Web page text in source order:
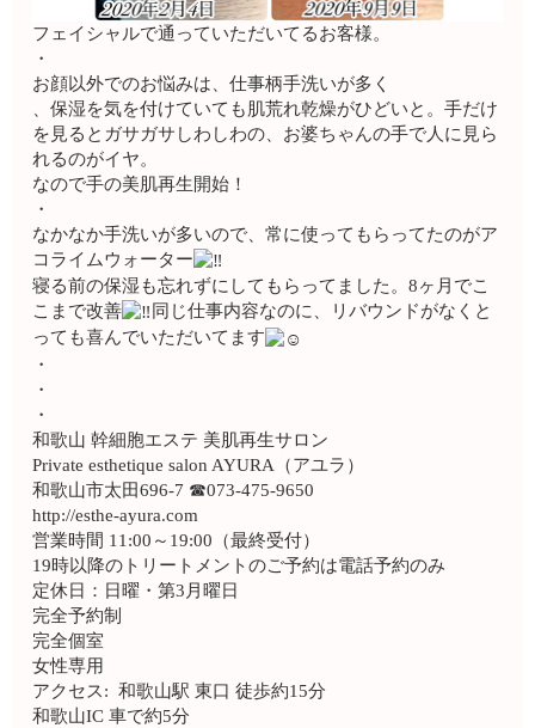
フェイシャルで通っていただいてるお客様。
・
お顔以外でのお悩みは、仕事柄手洗いが多く
、保湿を気を付けていても肌荒れ乾燥がひどいと。手だけ
を見るとガサガサしわしわの、お婆ちゃんの手で人に見ら
れるのがイヤ。
なので手の美肌再生開始！
・
なかなか手洗いが多いので、常に使ってもらってたのがア
コライムウォーター
寝る前の保湿も忘れずにしてもらってました。8ヶ月でこ
こまで改善
同じ仕事内容なのに、リバウンドがなくと
っても喜んでいただいてます
・
・
・
和歌山 幹細胞エステ 美肌再生サロン
Private esthetique salon AYURA（アユラ）
和歌山市太田696-7 ☎︎073-475-9650
http://esthe-ayura.com
営業時間 11:00～19:00（最終受付）
19時以降のトリートメントのご予約は電話予約のみ
定休日：日曜・第3月曜日
完全予約制
完全個室
女性専用
アクセス: 和歌山駅 東口 徒歩約15分
和歌山IC 車で約5分